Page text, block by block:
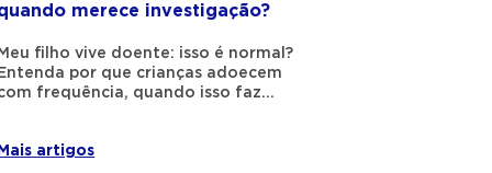
merece investigação?
Meu filho vive doente: isso é normal?
Entenda por que crianças adoecem
frequência, quando isso faz
investigação.
Mais artigos